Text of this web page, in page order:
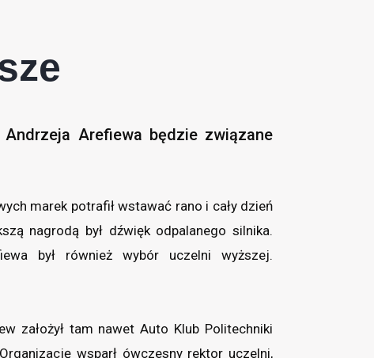
Arefiewa będzie związane
marek potrafił wstawać rano i cały dzień
nagrodą był dźwięk odpalanego silnika.
był również wybór uczelni wyższej.
założył tam nawet Auto Klub Politechniki
wsparł ówczesny rektor uczelni,